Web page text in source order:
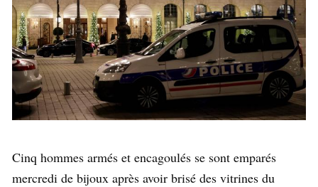
Cinq hommes armés et encagoulés se sont emparés
mercredi de bijoux après avoir brisé des vitrines du